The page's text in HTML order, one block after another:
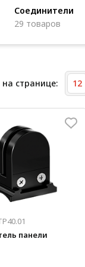
Соединители
29 товаров
странице: 12
панели